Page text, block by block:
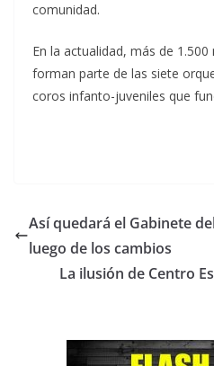
comunidad.
En la actualidad, más de
forman parte de las siete
coros infanto-juveniles que
Así quedará el Gabinete
luego de los cambios
La ilusión de Centro